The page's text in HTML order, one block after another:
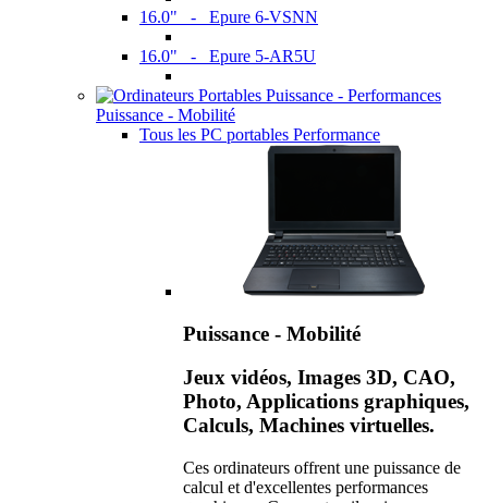
16.0" - Epure 6-VSNN
16.0" - Epure 5-AR5U
Puissance - Mobilité
Tous les PC portables Performance
Puissance - Mobilité
Jeux vidéos, Images 3D, CAO,
Photo, Applications graphiques,
Calculs, Machines virtuelles.
Ces ordinateurs offrent une puissance de
calcul et d'excellentes performances